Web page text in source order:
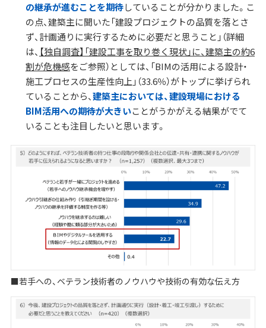
の継承が進むことを期待していることが分かりました。こ
の点、建築主に聞いた「建設プロジェクトの品質を落とさ
ず、計画通りに実行するために必要だと思うこと」（詳細
は、 【独自調査】「建設工事を取り巻く現状」に、建築主の約6
割が危機感をご参照）としては、「BIMの活用による設計・
施工プロセスの生産性向上」（33.6％）がトップに挙げられ
ていることから、建築主においては、建設現場における
BIM活用への期待が大きいことがうかがえる結果がでて
いることも注目したいと思います。
■若手への、ベテラン技術者のノウハウや技術の有効な伝え方